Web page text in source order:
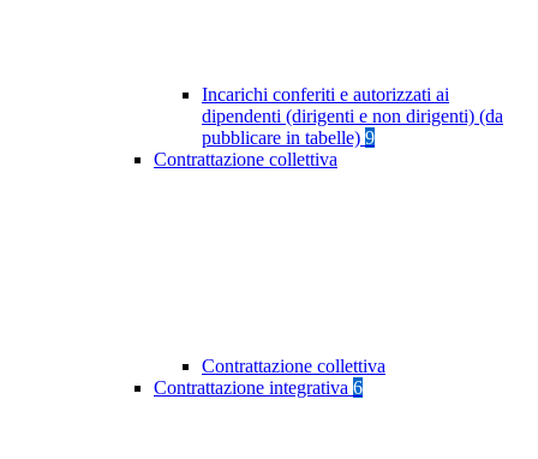
Incarichi conferiti e autorizzati ai
dipendenti (dirigenti e non dirigenti) (da
pubblicare in tabelle) 9
Contrattazione collettiva
Contrattazione collettiva
Contrattazione integrativa 6